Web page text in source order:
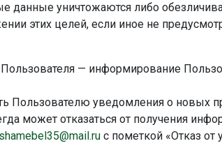
уничтожаются либо
этих целей, если иное не
— информирование
Пользователю уведомления о новых
может отказаться от получения
с пометкой «Отказ от